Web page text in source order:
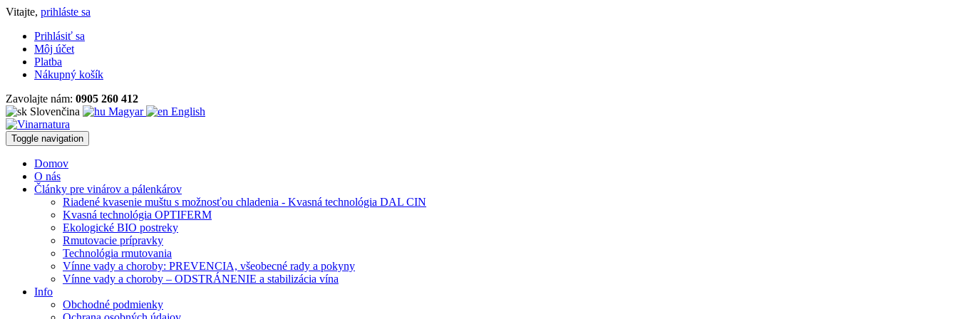
Vitajte, prihláste sa
Prihlásiť sa
Môj účet
Platba
Nákupný košík
Zavolajte nám: 0905 260 412
Slovenčina
Magyar English
Toggle navigation
Domov
O nás
Články pre vinárov a pálenkárov
Riadené kvasenie muštu s možnosťou chladenia - Kvasná technológia DAL CIN
Kvasná technológia OPTIFERM
Ekologické BIO postreky
Rmutovacie prípravky
Technológia rmutovania
Vínne vady a choroby: PREVENCIA, všeobecné rady a pokyny
Vínne vady a choroby – ODSTRÁNENIE a stabilizácia vína
Info
Obchodné podmienky